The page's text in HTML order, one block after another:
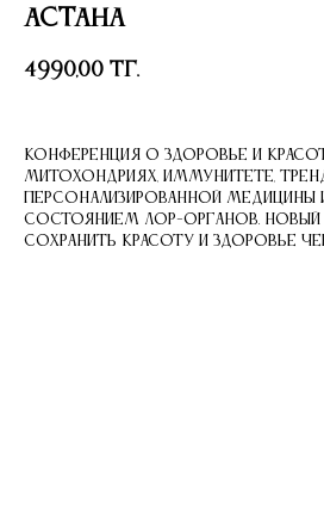
Астана
4990,00 тг.
Конференция о здоровье и
митохондриях, иммунитете,
персонализированной медицины
состоянием ЛОР-органов. Новый
сохранить красоту и здоровье